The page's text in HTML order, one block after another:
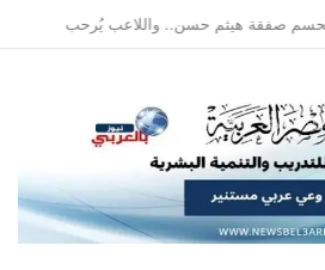
لحسم صفقة هيثم حسن.. واللاعب يُرحب